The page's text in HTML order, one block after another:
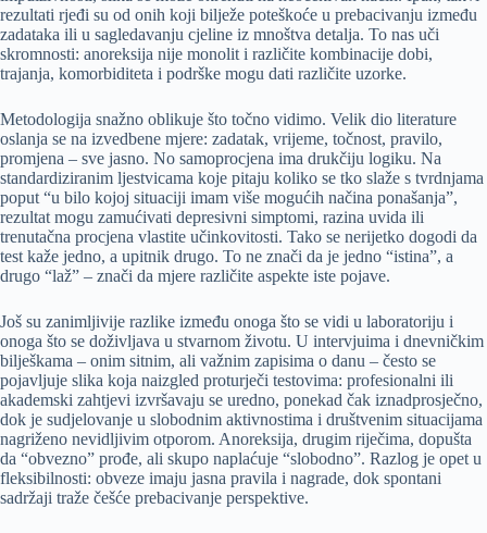
rezultati rjeđi su od onih koji bilježe poteškoće u prebacivanju između
zadataka ili u sagledavanju cjeline iz mnoštva detalja. To nas uči
skromnosti: anoreksija nije monolit i različite kombinacije dobi,
trajanja, komorbiditeta i podrške mogu dati različite uzorke.
Metodologija snažno oblikuje što točno vidimo. Velik dio literature
oslanja se na izvedbene mjere: zadatak, vrijeme, točnost, pravilo,
promjena – sve jasno. No samoprocjena ima drukčiju logiku. Na
standardiziranim ljestvicama koje pitaju koliko se tko slaže s tvrdnjama
poput “u bilo kojoj situaciji imam više mogućih načina ponašanja”,
rezultat mogu zamućivati depresivni simptomi, razina uvida ili
trenutačna procjena vlastite učinkovitosti. Tako se nerijetko dogodi da
test kaže jedno, a upitnik drugo. To ne znači da je jedno “istina”, a
drugo “laž” – znači da mjere različite aspekte iste pojave.
Još su zanimljivije razlike između onoga što se vidi u laboratoriju i
onoga što se doživljava u stvarnom životu. U intervjuima i dnevničkim
bilješkama – onim sitnim, ali važnim zapisima o danu – često se
pojavljuje slika koja naizgled proturječi testovima: profesionalni ili
akademski zahtjevi izvršavaju se uredno, ponekad čak iznadprosječno,
dok je sudjelovanje u slobodnim aktivnostima i društvenim situacijama
nagriženo nevidljivim otporom. Anoreksija, drugim riječima, dopušta
da “obvezno” prođe, ali skupo naplaćuje “slobodno”. Razlog je opet u
fleksibilnosti: obveze imaju jasna pravila i nagrade, dok spontani
sadržaji traže češće prebacivanje perspektive.